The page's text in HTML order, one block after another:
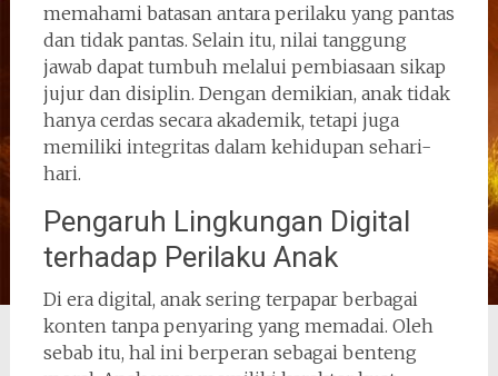
memahami batasan antara perilaku yang pantas
dan tidak pantas. Selain itu, nilai tanggung
jawab dapat tumbuh melalui pembiasaan sikap
jujur dan disiplin. Dengan demikian, anak tidak
hanya cerdas secara akademik, tetapi juga
memiliki integritas dalam kehidupan sehari-
hari.
Pengaruh Lingkungan Digital
terhadap Perilaku Anak
Di era digital, anak sering terpapar berbagai
konten tanpa penyaring yang memadai. Oleh
sebab itu, hal ini berperan sebagai benteng